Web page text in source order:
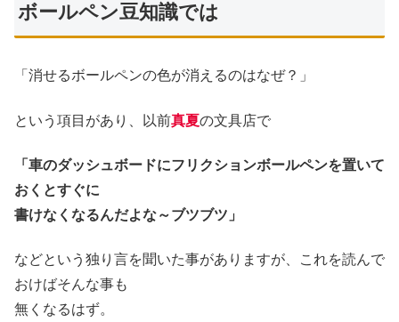
ボールペン豆知識では
「消せるボールペンの色が消えるのはなぜ？」
という項目があり、以前真夏の文具店で
「車のダッシュボードにフリクションボールペンを置いて
おくとすぐに
書けなくなるんだよな～ブツブツ」
などという独り言を聞いた事がありますが、これを読んで
おけばそんな事も
無くなるはず。